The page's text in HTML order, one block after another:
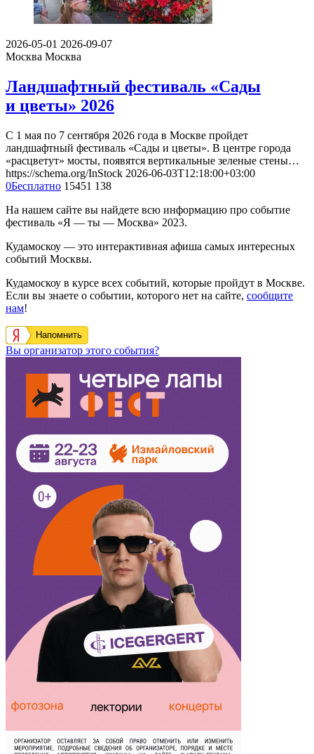
2026-05-01 2026-09-07
Москва Москва
Ландшафтный фестиваль «Сады
и цветы» 2026
С 1 мая по 7 сентября 2026 года в Москве пройдет
ландшафтный фестиваль «Сады и цветы». В центре города
«расцветут» мосты, появятся вертикальные зеленые стены…
https://schema.org/InStock 2026-06-03T12:18:00+03:00
0Бесплатно 15451 138
На нашем сайте вы найдете всю информацию про событие
фестиваль «Я — ты — Москва» 2023.
Кудамоскоу — это интерактивная афиша самых интересных
событий Москвы.
Кудамоскоу в курсе всех событий, которые пройдут в Москве.
Если вы знаете о событии, которого нет на сайте, сообщите
нам!
Напомнить
Вы организатор этого события?